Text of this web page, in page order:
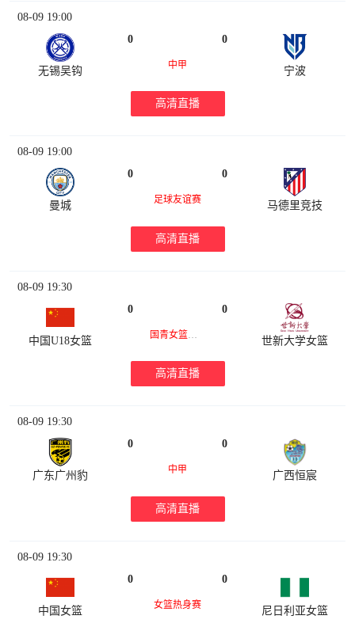
08-09 19:00
无锡吴钩
0
中甲
0
宁波
高清直播
08-09 19:00
曼城
0
足球友谊赛
0
马德里竞技
高清直播
08-09 19:30
中国U18女篮
0 0
世新大学女篮
高清直播
08-09 19:30
广东广州豹
0
中甲
0
广西恒宸
高清直播
08-09 19:30
中国女篮
0
女篮热身赛
0
尼日利亚女篮